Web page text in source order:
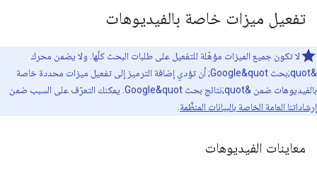
تفعيل ميزات خاصة بالفيديوهات
لا تكون جميع الميزات مؤهّلة للتفعيل على طلبات البحث كلّها. ولا يضمن محرك
&quot;بحث Google&quot; أن تؤدي إضافة الترميز إلى تفعيل ميزات محددة خاصة
بالفيديوهات ضمن &quot;نتائج بحث Google&quot. يمكنك التعرّف على السبب ضمن
إرشاداتنا العامة الخاصة بالبيانات المنظَّمة
معاينات الفيديوهات